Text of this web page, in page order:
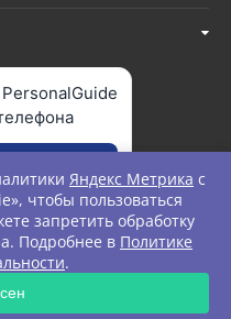
Reserved.
Яндекс Метрика с
чтобы пользоваться
запретить обработку
Подробнее в Политике
.
ЗАПРОС